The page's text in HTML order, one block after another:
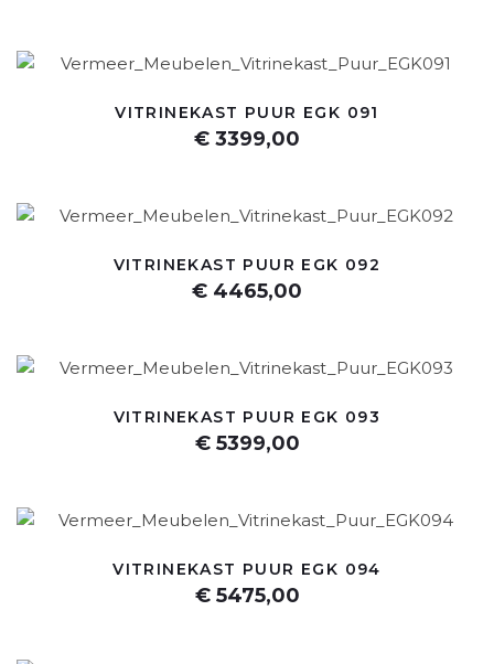
VITRINEKAST PUUR EGK 091
€ 3399,00
VITRINEKAST PUUR EGK 092
€ 4465,00
VITRINEKAST PUUR EGK 093
€ 5399,00
VITRINEKAST PUUR EGK 094
€ 5475,00